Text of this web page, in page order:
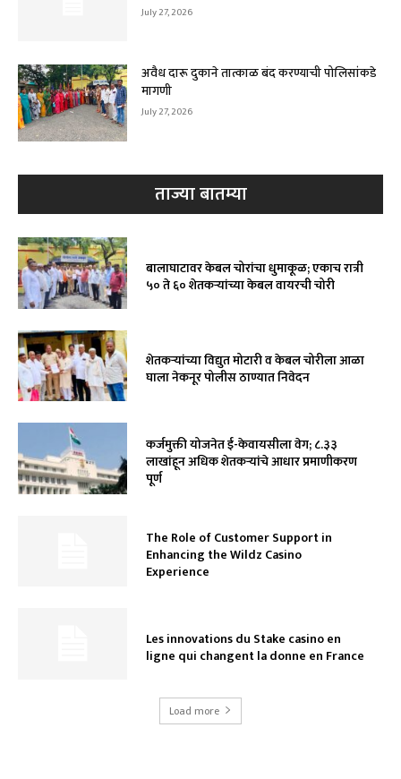
July 27, 2026
अवैध दारू दुकाने तात्काळ बंद करण्याची पोलिसांकडे
मागणी
July 27, 2026
ताज्या बातम्या
बालाघाटावर केबल चोरांचा धुमाकूळ; एकाच रात्री
५० ते ६० शेतकऱ्यांच्या केबल वायरची चोरी
शेतकऱ्यांच्या विद्युत मोटारी व केबल चोरीला आळा
घाला नेकनूर पोलीस ठाण्यात निवेदन
कर्जमुक्ती योजनेत ई-केवायसीला वेग; ८.३३
लाखांहून अधिक शेतकऱ्यांचे आधार प्रमाणीकरण
पूर्ण
The Role of Customer Support in
Enhancing the Wildz Casino
Experience
Les innovations du Stake casino en
ligne qui changent la donne en France
Load more